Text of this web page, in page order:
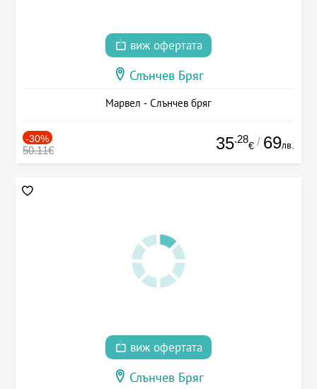
виж офертата
Слънчев Бряг
Марвел - Слънчев бряг
-30%
50.11€ 35.28
€ / 69лв.
виж офертата
Слънчев Бряг